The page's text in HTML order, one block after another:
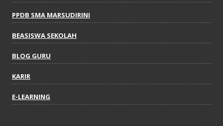
PPDB SMA MARSUDIRINI
BEASISWA SEKOLAH
BLOG GURU
KARIR
E-LEARNING